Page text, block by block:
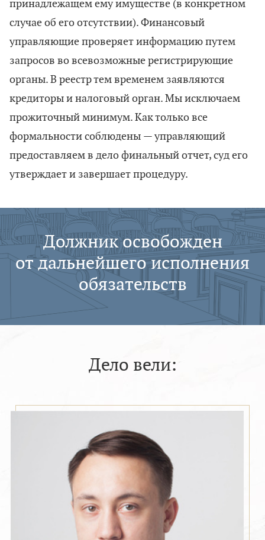
принадлежащем ему имуществе (в конкретном
случае об его отсутствии). Финансовый
управляющие проверяет информацию путем
запросов во всевозможные регистрирующие
органы. В реестр тем временем заявляются
кредиторы и налоговый орган. Мы исключаем
прожиточный минимум. Как только все
формальности соблюдены — управляющий
предоставляем в дело финальный отчет, суд его
утверждает и завершает процедуру.
Должник освобожден
от дальнейшего исполнения
обязательств
Дело вели: